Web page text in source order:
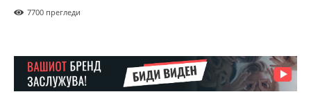
Etiam est nibh, lobortis sit
Ut mollis pellentesque tortor
Nullam eu erat condimentum
Donec quis est ac felis
7700 прегледи